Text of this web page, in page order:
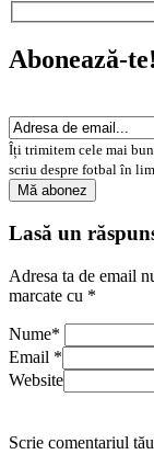
Abonează-te!
Îți trimitem cele mai
scriu despre fotbal în
Lasă un
Adresa ta de email
marcate cu *
Nume*
Email *
Website
Scrie comentariul